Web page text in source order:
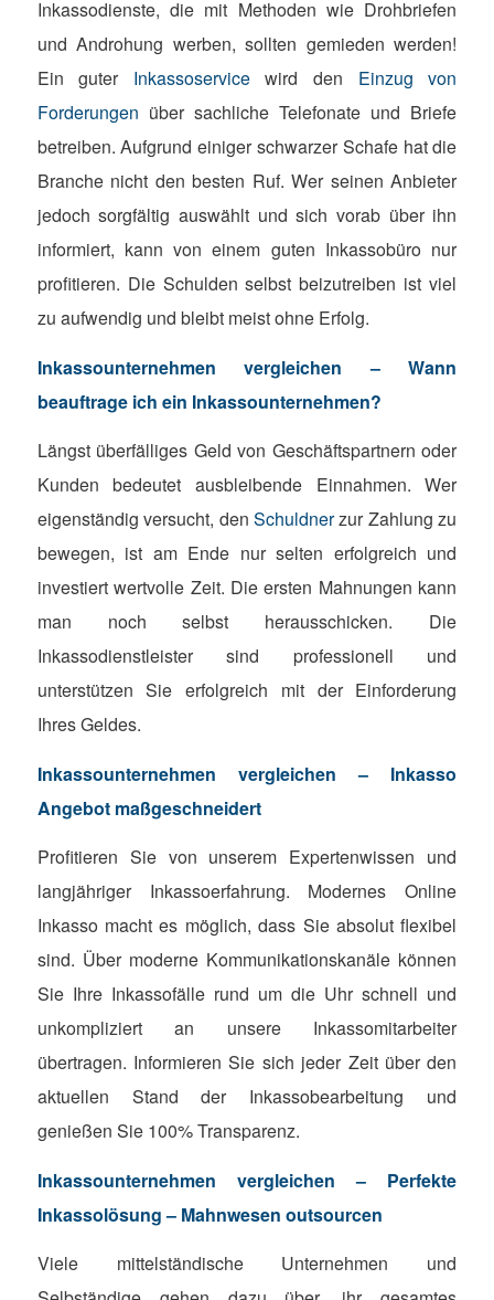
Inkassodienste, die mit Methoden wie Drohbriefen
und Androhung werben, sollten gemieden werden!
Ein guter Inkassoservicewird den Einzug von
Forderungen über sachliche Telefonate und Briefe
betreiben. Aufgrund einiger schwarzer Schafe hat die
Branche nicht den besten Ruf. Wer seinen Anbieter
jedoch sorgfältig auswählt und sich vorab über ihn
informiert, kann von einem guten Inkassobüro nur
profitieren. Die Schulden selbst beizutreiben ist viel
zu aufwendig und bleibt meist ohne Erfolg.
Inkassounternehmen vergleichen – Wann
beauftrage ich ein Inkassounternehmen?
Längst überfälliges Geld von Geschäftspartnern oder
Kunden bedeutet ausbleibende Einnahmen. Wer
eigenständig versucht, den Schuldnerzur Zahlung zu
bewegen, ist am Ende nur selten erfolgreich und
investiert wertvolle Zeit. Die ersten Mahnungen kann
man noch selbst herausschicken. Die
Inkassodienstleister sind professionell und
unterstützen Sie erfolgreich mit der Einforderung
Ihres Geldes.
Inkassounternehmen vergleichen – Inkasso
Angebot maßgeschneidert
Profitieren Sie von unserem Expertenwissen und
langjähriger Inkassoerfahrung. Modernes Online
Inkasso macht es möglich, dass Sie absolut flexibel
sind. Über moderne Kommunikationskanäle können
Sie Ihre Inkassofälle rund um die Uhr schnell und
unkompliziert an unsere Inkassomitarbeiter
übertragen. Informieren Sie sich jeder Zeit über den
aktuellen Stand der Inkassobearbeitung und
genießen Sie 100% Transparenz.
Inkassounternehmen vergleichen – Perfekte
Inkassolösung – Mahnwesen outsourcen
Viele mittelständische Unternehmen und